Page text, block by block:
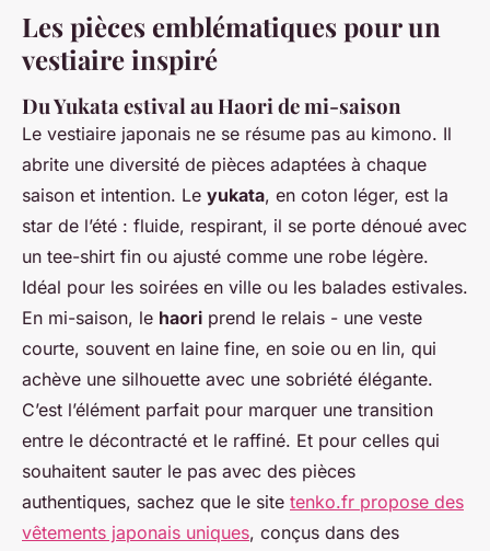
Les pièces emblématiques pour un
vestiaire inspiré
Du Yukata estival au Haori de mi-saison
Le vestiaire japonais ne se résume pas au kimono. Il
abrite une diversité de pièces adaptées à chaque
saison et intention. Le yukata, en coton léger, est la
star de l’été : fluide, respirant, il se porte dénoué avec
un tee-shirt fin ou ajusté comme une robe légère.
Idéal pour les soirées en ville ou les balades estivales.
En mi-saison, le haori prend le relais - une veste
courte, souvent en laine fine, en soie ou en lin, qui
achève une silhouette avec une sobriété élégante.
C’est l’élément parfait pour marquer une transition
entre le décontracté et le raffiné. Et pour celles qui
souhaitent sauter le pas avec des pièces
authentiques, sachez que le site tenko.fr propose des
vêtements japonais uniques, conçus dans des